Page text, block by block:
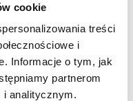
cookie
treści
i
Informacje o tym, jak
partnerom
i analitycznym.